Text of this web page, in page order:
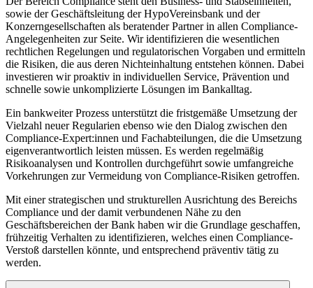
sowie der Geschäftsleitung der HypoVereinsbank und der
Konzerngesellschaften als beratender Partner in allen Compliance-
Angelegenheiten zur Seite. Wir identifizieren die wesentlichen
rechtlichen Regelungen und regulatorischen Vorgaben und ermitteln
die Risiken, die aus deren Nichteinhaltung entstehen können. Dabei
investieren wir proaktiv in individuellen Service, Prävention und
schnelle sowie unkomplizierte Lösungen im Bankalltag.
Ein bankweiter Prozess unterstützt die fristgemäße Umsetzung der
Vielzahl neuer Regularien ebenso wie den Dialog zwischen den
Compliance-Expert:innen und Fachabteilungen, die die Umsetzung
eigenverantwortlich leisten müssen. Es werden regelmäßig
Risikoanalysen und Kontrollen durchgeführt sowie umfangreiche
Vorkehrungen zur Vermeidung von Compliance-Risiken getroffen.
Mit einer strategischen und strukturellen Ausrichtung des Bereichs
Compliance und der damit verbundenen Nähe zu den
Geschäftsbereichen der Bank haben wir die Grundlage geschaffen,
frühzeitig Verhalten zu identifizieren, welches einen Compliance-
Verstoß darstellen könnte, und entsprechend präventiv tätig zu
werden.